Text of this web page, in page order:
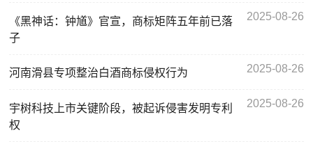
《黑神话：钟馗》官宣，商标矩阵五年前已落
子
2025-08-26
河南滑县专项整治白酒商标侵权行为 2025-08-26
宇树科技上市关键阶段，被起诉侵害发明专利
权
2025-08-26